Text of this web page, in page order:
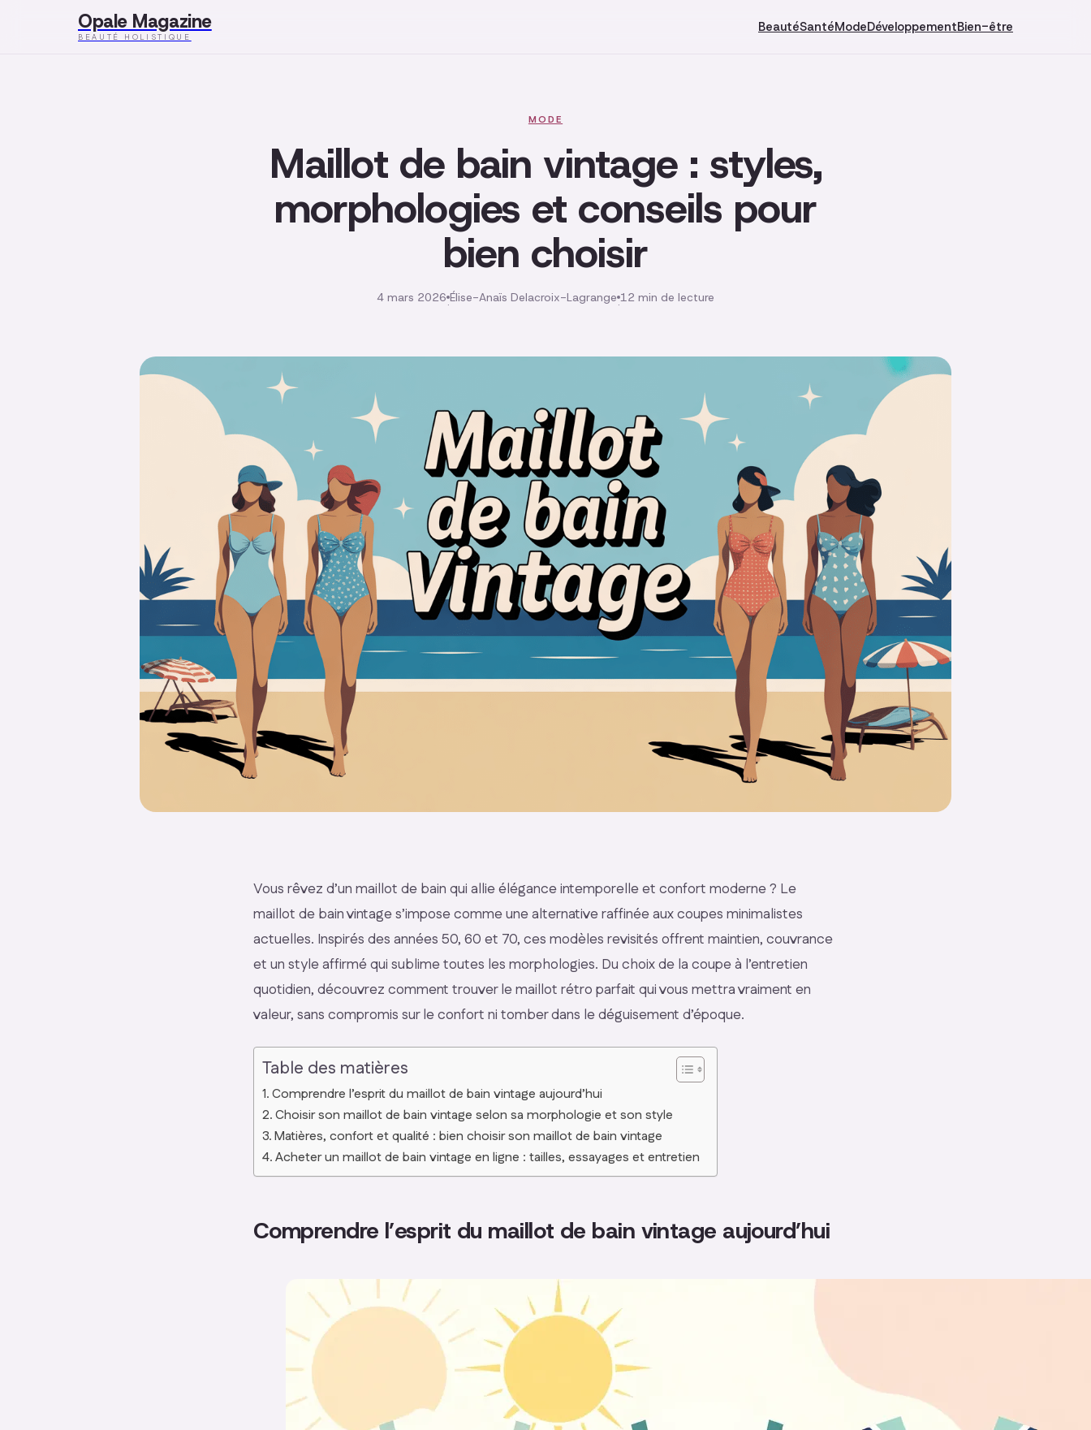
Opale Magazine
BEAUTÉ HOLISTIQUE
BeautéSantéModeDéveloppementBien-être
MODE
Maillot de bain vintage : styles,
morphologies et conseils pour
bien choisir
4 mars 2026·Élise-Anaïs Delacroix-Lagrange·12 min de lecture
Vous rêvez d’un maillot de bain qui allie élégance intemporelle et confort moderne ? Le
maillot de bain vintage s’impose comme une alternative raffinée aux coupes minimalistes
actuelles. Inspirés des années 50, 60 et 70, ces modèles revisités offrent maintien, couvrance
et un style affirmé qui sublime toutes les morphologies. Du choix de la coupe à l’entretien
quotidien, découvrez comment trouver le maillot rétro parfait qui vous mettra vraiment en
valeur, sans compromis sur le confort ni tomber dans le déguisement d’époque.
Table des matières
Comprendre l’esprit du maillot de bain vintage aujourd’hui
Choisir son maillot de bain vintage selon sa morphologie et son style
Matières, confort et qualité : bien choisir son maillot de bain vintage
Acheter un maillot de bain vintage en ligne : tailles, essayages et entretien
Comprendre l’esprit du maillot de bain vintage aujourd’hui